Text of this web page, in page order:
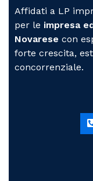
Affidati a LP
per le impresa
Novarese con
forte crescita,
concorrenziale.